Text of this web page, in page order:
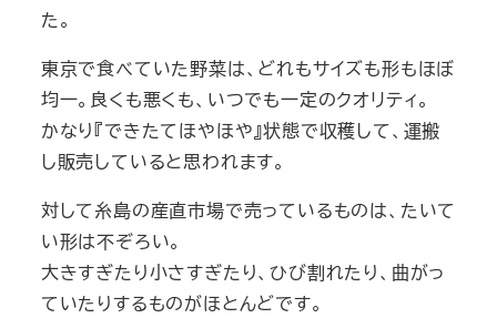
た。
東京で食べていた野菜は、どれもサイズも形もほぼ
均一。良くも悪くも、いつでも一定のクオリティ。
かなり『できたてほやほや』状態で収穫して、運搬
し販売していると思われます。
対して糸島の産直市場で売っているものは、たいて
い形は不ぞろい。
大きすぎたり小さすぎたり、ひび割れたり、曲がっ
ていたりするものがほとんどです。